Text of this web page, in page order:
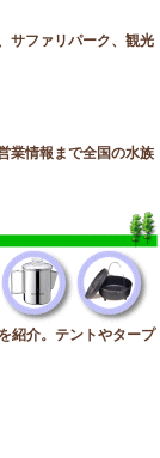
サファリパーク、観光
業情報まで全国の水族
紹介。テントやタープ